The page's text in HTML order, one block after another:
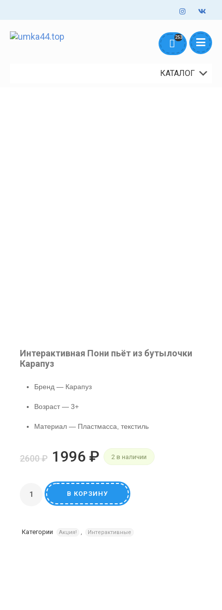
Оформление заказов онлайн - круглосуточно. Обработка заказов
+7 953 645 5711
253
КАТАЛОГ
Интерактивная Пони пьёт из бутылочки
Карапуз
Бренд — Карапуз
Возраст — 3+
Материал — Пластмасса, текстиль
2600₽ 1996 ₽ 2 в наличии
В КОРЗИНУ
Категории Акция! , Интерактивные